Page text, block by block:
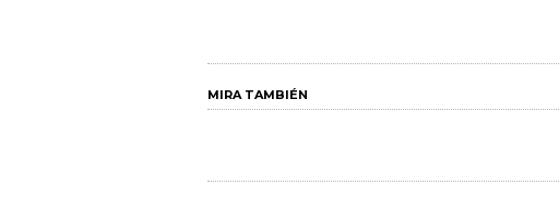
MIRA TAMBIÉN